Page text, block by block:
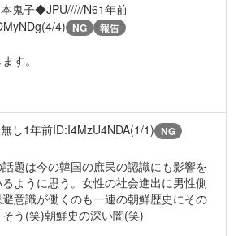
本鬼子◆JPU/////N61年前
4) NG 報告
す。
し1年前ID:I4MzU4NDA(1/1) NG
話題は今の韓国の庶民の認識にも影響を
ように思う。女性の社会進出に男性側
意識が働くのも一連の朝鮮歴史にその
う(笑)朝鮮史の深い闇(笑)